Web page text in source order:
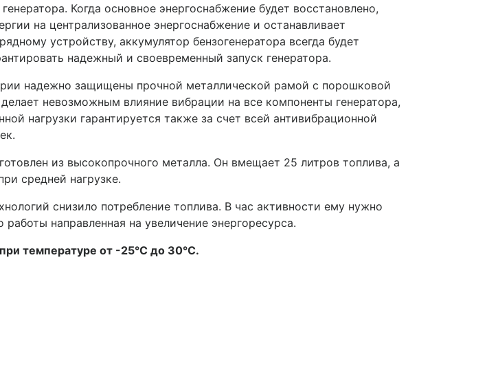
Когда основное энергоснабжение будет восстановлено,
на централизованное энергоснабжение и останавливает
устройству, аккумулятор бензогенератора всегда будет
надежный и своевременный запуск генератора.
надежно защищены прочной металлической рамой с порошковой
невозможным влияние вибрации на все компоненты генератора,
нагрузки гарантируется также за счет всей антивибрационной
из высокопрочного металла. Он вмещает 25 литров топлива, а
средней нагрузке.
снизило потребление топлива. В час активности ему нужно
направленная на увеличение энергоресурса.
температуре от -25°С до 30°С.